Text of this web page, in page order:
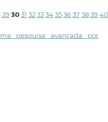
29 30 31 32 33 34 35 36 37 38 39 40
pesquisa avançada por